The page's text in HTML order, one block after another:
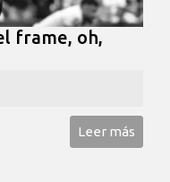
frame, oh,
Leer más